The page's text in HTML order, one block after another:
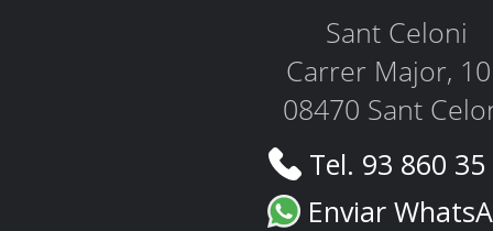
Sant Celoni
Carrer Major,
08470 Sant
Tel. 93 860
Enviar